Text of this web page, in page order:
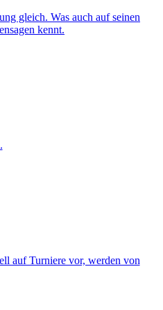
gleich. Was auch auf seinen
kennt.
auf Turniere vor, werden von